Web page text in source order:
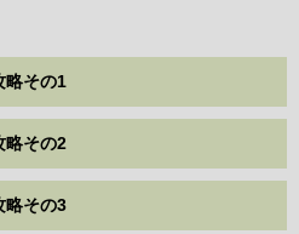
略その1
略その2
略その3